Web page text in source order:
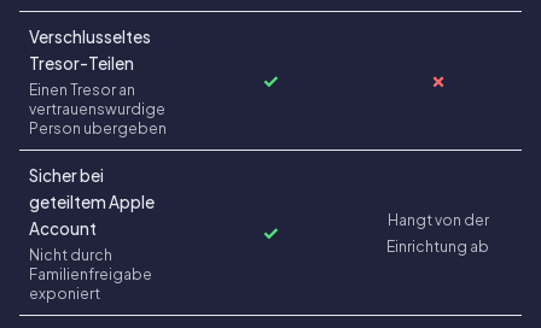
Verschlusseltes
Tresor-Teilen
Einen Tresor an
vertrauenswurdige
Person ubergeben
✓ ✗
Sicher bei
geteiltem Apple
Account
Nicht durch
Familienfreigabe
exponiert
✓
Hangt von der
Einrichtung ab